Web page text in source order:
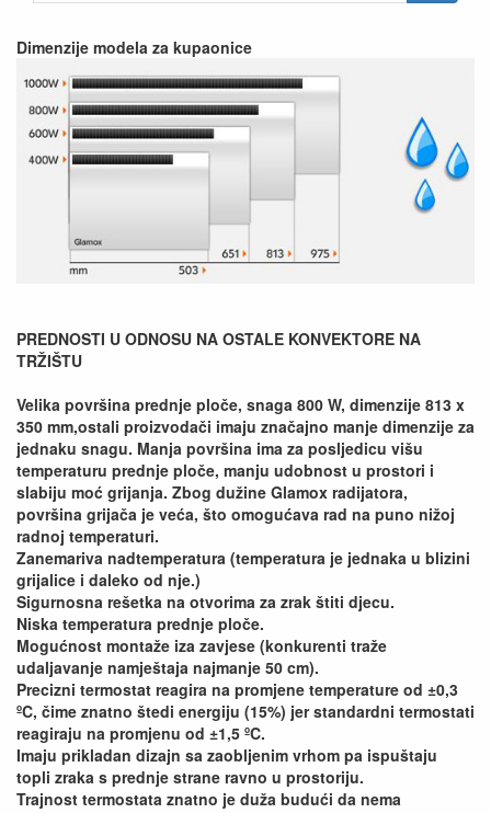
Dimenzije modela za kupaonice
PREDNOSTI U ODNOSU NA OSTALE KONVEKTORE NA
TRŽIŠTU
Velika površina prednje ploče, snaga 800 W, dimenzije 813 x
350 mm,ostali proizvodači imaju značajno manje dimenzije za
jednaku snagu. Manja površina ima za posljedicu višu
temperaturu prednje ploče, manju udobnost u prostori i
slabiju moć grijanja. Zbog dužine Glamox radijatora,
površina grijača je veća, što omogućava rad na puno nižoj
radnoj temperaturi.
Zanemariva nadtemperatura (temperatura je jednaka u blizini
grijalice i daleko od nje.)
Sigurnosna rešetka na otvorima za zrak štiti djecu.
Niska temperatura prednje ploče.
Mogućnost montaže iza zavjese (konkurenti traže
udaljavanje namještaja najmanje 50 cm).
Precizni termostat reagira na promjene temperature od ±0,3
ºC, čime znatno štedi energiju (15%) jer standardni termostati
reagiraju na promjenu od ±1,5 ºC.
Imaju prikladan dizajn sa zaobljenim vrhom pa ispuštaju
topli zraka s prednje strane ravno u prostoriju.
Trajnost termostata znatno je duža budući da nema